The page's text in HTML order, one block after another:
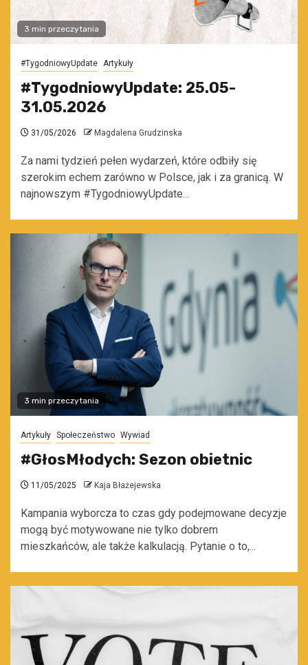
3 min przeczytania
#TygodniowyUpdate Artykuły
#TygodniowyUpdate: 25.05-
31.05.2026
31/05/2026 Magdalena Grudzinska
Za nami tydzień pełen wydarzeń, które odbiły się
szerokim echem zarówno w Polsce, jak i za granicą. W
najnowszym #TygodniowyUpdate...
3 min przeczytania
Artykuły Społeczeństwo Wywiad
#GłosMłodych: Sezon obietnic
11/05/2025 Kaja Błażejewska
Kampania wyborcza to czas gdy podejmowane decyzje
mogą być motywowane nie tylko dobrem
mieszkańców, ale także kalkulacją. Pytanie o to,...